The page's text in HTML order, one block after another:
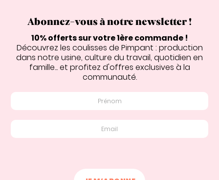
Abonnez-vous à notre newsletter !
10% offerts sur votre 1ère commande !
Découvrez les coulisses de Pimpant : production
dans notre usine, culture du travail, quotidien en
famille... et profitez d'offres exclusives à la
communauté.